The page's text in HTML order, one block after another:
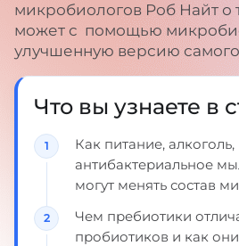
микробиологов Роб Найт о
может с помощью
улучшенную версию
Что вы узнаете в
Как питание, алкоголь,
антибактериальное
могут менять состав
Чем пребиотики
пробиотиков и как